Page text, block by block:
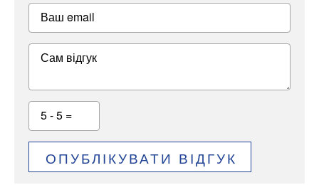
Ваш email
Сам відгук
5 - 5 =
ОПУБЛІКУВАТИ ВІДГУК